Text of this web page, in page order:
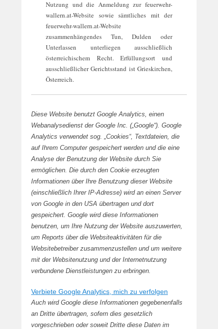
Nutzung und die Anmeldung zur feuerwehr-
wallern.at-Website sowie sämtliches mit der
feuerwehr-wallern.at-Website
zusammenhängendes Tun, Dulden oder
Unterlassen unterliegen ausschließlich
österreichischem Recht. Erfüllungsort und
ausschließlicher Gerichtsstand ist Grieskirchen,
Österreich.
Diese Website benutzt Google Analytics, einen
Webanalysedienst der Google Inc. („Google“). Google
Analytics verwendet sog. „Cookies“, Textdateien, die
auf Ihrem Computer gespeichert werden und die eine
Analyse der Benutzung der Website durch Sie
ermöglichen. Die durch den Cookie erzeugten
Informationen über Ihre Benutzung dieser Website
(einschließlich Ihrer IP-Adresse) wird an einen Server
von Google in den USA übertragen und dort
gespeichert. Google wird diese Informationen
benutzen, um Ihre Nutzung der Website auszuwerten,
um Reports über die Websiteaktivitäten für die
Websitebetreiber zusammenzustellen und um weitere
mit der Websitenutzung und der Internetnutzung
verbundene Dienstleistungen zu erbringen.
Verbiete Google Analytics, mich zu verfolgen
Auch wird Google diese Informationen gegebenenfalls
an Dritte übertragen, sofern dies gesetzlich
vorgeschrieben oder soweit Dritte diese Daten im